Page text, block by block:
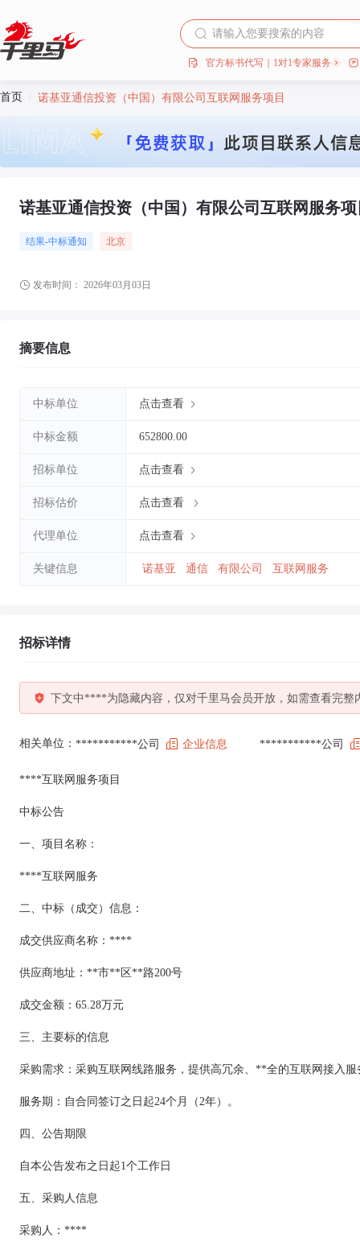
官方标书代写｜1对1专家服务
首页 诺基亚通信投资（中国）有限公司互联网服务项目
诺基亚通信投资（中国）有限公司互联网服务项
结果-中标通知 北京
发布时间： 2026年03月03日
摘要信息
中标单位 点击查看
中标金额 652800.00
招标单位 点击查看
招标估价 点击查看
代理单位 点击查看
关键信息 诺基亚 通信 有限公司 互联网服务
招标详情
下文中****为隐藏内容，仅对千里马会员开放，如需查看完整
相关单位： ***********公司 企业信息 ***********公司
****互联网服务项目
中标公告
一、项目名称：
****互联网服务
二、中标（成交）信息：
成交供应商名称：****
供应商地址：**市**区**路200号
成交金额：65.28万元
三、主要标的信息
采购需求：采购互联网线路服务，提供高冗余、**全的互联网接入
服务期：自合同签订之日起24个月（2年）。
四、公告期限
自本公告发布之日起1个工作日
五、采购人信息
采购人：****